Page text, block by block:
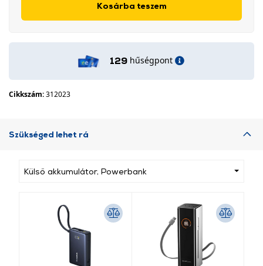
Kosárba teszem
129 hűségpont
Cikkszám:312023
Szükséged lehet rá
Külső akkumulátor, Powerbank